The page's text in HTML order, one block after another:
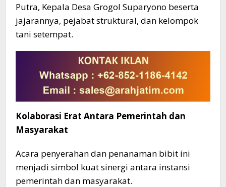
Putra, Kepala Desa Grogol Suparyono beserta
jajarannya, pejabat struktural, dan kelompok
tani setempat.​
Kolaborasi Erat Antara Pemerintah dan
Masyarakat
​Acara penyerahan dan penanaman bibit ini
menjadi simbol kuat sinergi antara instansi
pemerintah dan masyarakat.